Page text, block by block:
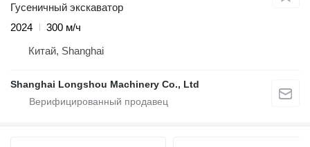
Гусеничный экскаватор
2024
300 м/ч
Китай, Shanghai
Shanghai Longshou Machinery Co., Ltd